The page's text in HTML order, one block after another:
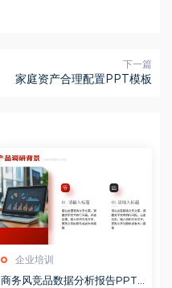
下一篇
家庭资产合理配置PPT模板
企业培训
商务风竞品数据分析报告PPT